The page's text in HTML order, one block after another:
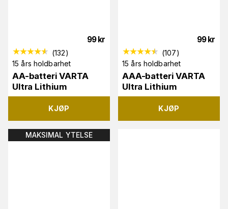
99 kr
(132)
15 års holdbarhet
AA-batteri VARTA
Ultra Lithium
KJØP
99 kr
(107)
15 års holdbarhet
AAA-batteri VARTA
Ultra Lithium
KJØP
MAKSIMAL YTELSE